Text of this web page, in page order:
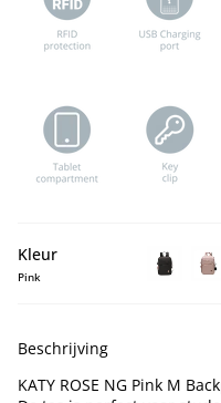
Kleur
Pink
M
Backpack
M
Beschrijving
KATY ROSE NG Pink M